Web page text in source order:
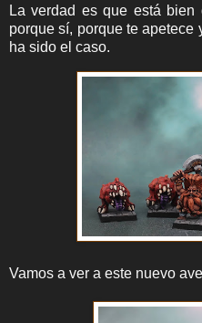
La verdad es que está
porque sí, porque te apetece
ha sido el caso.
Vamos a ver a este nuevo